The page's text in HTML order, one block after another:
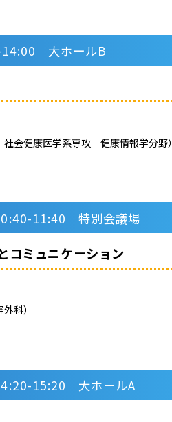
14:00 大ホールB
会健康医学系専攻 健康情報学分野）
11:40 特別会議場
コミュニケーション
科）
15:20 大ホールA